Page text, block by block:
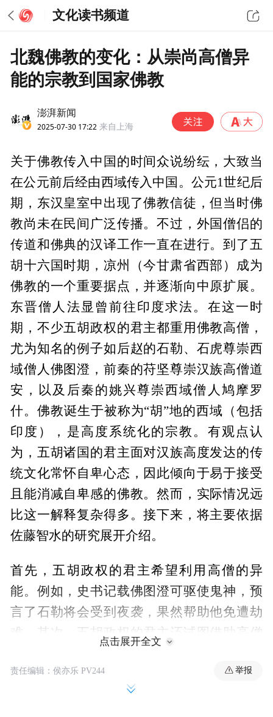
文化读书频道
北魏佛教的变化：从崇尚高僧异
能的宗教到国家佛教
澎湃新闻
2025-07-30 17:22 来自上海
关于佛教传入中国的时间众说纷纭，大致当
在公元前后经由西域传入中国。公元1世纪后
期，东汉皇室中出现了佛教信徒，但当时佛
教尚未在民间广泛传播。不过，外国僧侣的
传道和佛典的汉译工作一直在进行。到了五
胡十六国时期，凉州（今甘肃省西部）成为
佛教的一个重要据点，并逐渐向中原扩展。
东晋僧人法显曾前往印度求法。在这一时
期，不少五胡政权的君主都重用佛教高僧，
尤为知名的例子如后赵的石勒、石虎尊崇西
域僧人佛图澄，前秦的苻坚尊崇汉族高僧道
安，以及后秦的姚兴尊崇西域僧人鸠摩罗
什。佛教诞生于被称为“胡”地的西域（包括
印度），是高度系统化的宗教。有观点认
为，五胡诸国的君主面对汉族高度发达的传
统文化常怀自卑心态，因此倾向于易于接受
且能消减自卑感的佛教。然而，实际情况远
比这一解释复杂得多。接下来，将主要依据
佐藤智水的研究展开介绍。
首先，五胡政权的君主希望利用高僧的异
能。例如，史书记载佛图澄可驱使鬼神，预
言了石勒将会受到夜袭，果然帮助他免遭劫
难。其次，五胡政权的君主还试图借助高僧
后赵灭亡后辗转进入东晋，在襄阳陷落时被
迎回前秦。苻坚常称：“襄阳有释道安是神
点击展开全文
责任编辑：侯亦乐 PV244 举报